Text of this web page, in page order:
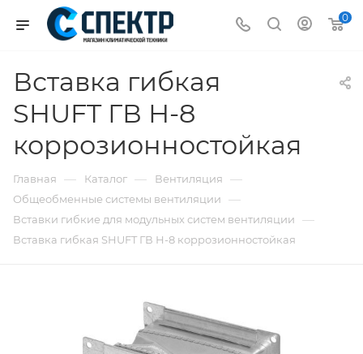
0
Вставка гибкая
SHUFT ГВ Н-8
коррозионностойкая
Главная — Каталог — Вентиляция —
Общеобменные системы вентиляции —
Вставки гибкие для модульных систем вентиляции —
Вставка гибкая SHUFT ГВ Н-8 коррозионностойкая